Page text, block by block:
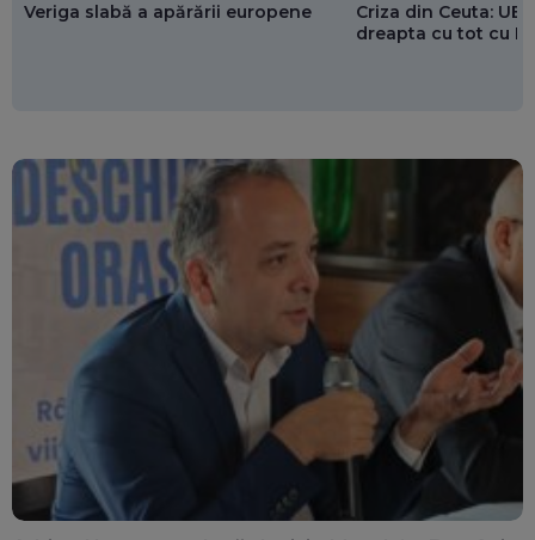
Veriga slabă a apărării europene
Criza din Ceuta: UE
dreapta cu tot cu